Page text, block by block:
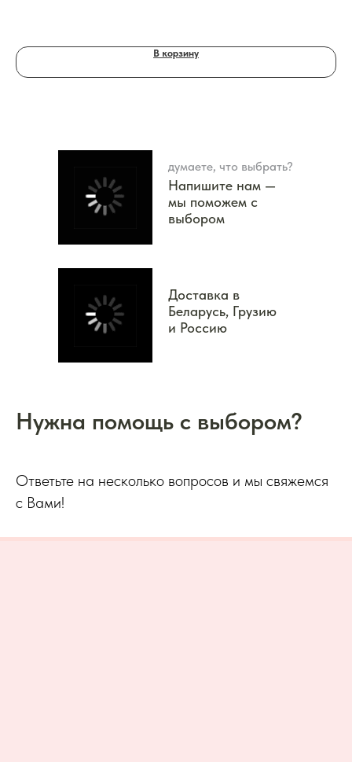
В корзину
думаете, что выбрать?
Напишите нам —
мы поможем с
выбором
Доставка в
Беларусь, Грузию
и Россию
Нужна помощь с выбором?
Ответьте на несколько вопросов и мы свяжемся
с Вами!